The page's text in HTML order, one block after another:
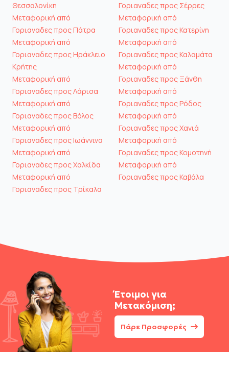
Θεσσαλονίκη
Μεταφορική από
Γοριαναδες προς Πάτρα
Μεταφορική από
Γοριαναδες προς Ηράκλειο
Κρήτης
Μεταφορική από
Γοριαναδες προς Λάρισα
Μεταφορική από
Γοριαναδες προς Βόλος
Μεταφορική από
Γοριαναδες προς Ιωάννινα
Μεταφορική από
Γοριαναδες προς Χαλκίδα
Μεταφορική από
Γοριαναδες προς Τρίκαλα
Γοριαναδες προς Σέρρες
Μεταφορική από
Γοριαναδες προς Κατερίνη
Μεταφορική από
Γοριαναδες προς Καλαμάτα
Μεταφορική από
Γοριαναδες προς Ξάνθη
Μεταφορική από
Γοριαναδες προς Ρόδος
Μεταφορική από
Γοριαναδες προς Χανιά
Μεταφορική από
Γοριαναδες προς Κομοτηνή
Μεταφορική από
Γοριαναδες προς Καβάλα
Έτοιμοι για
Μετακόμιση;
Πάρε Προσφορές